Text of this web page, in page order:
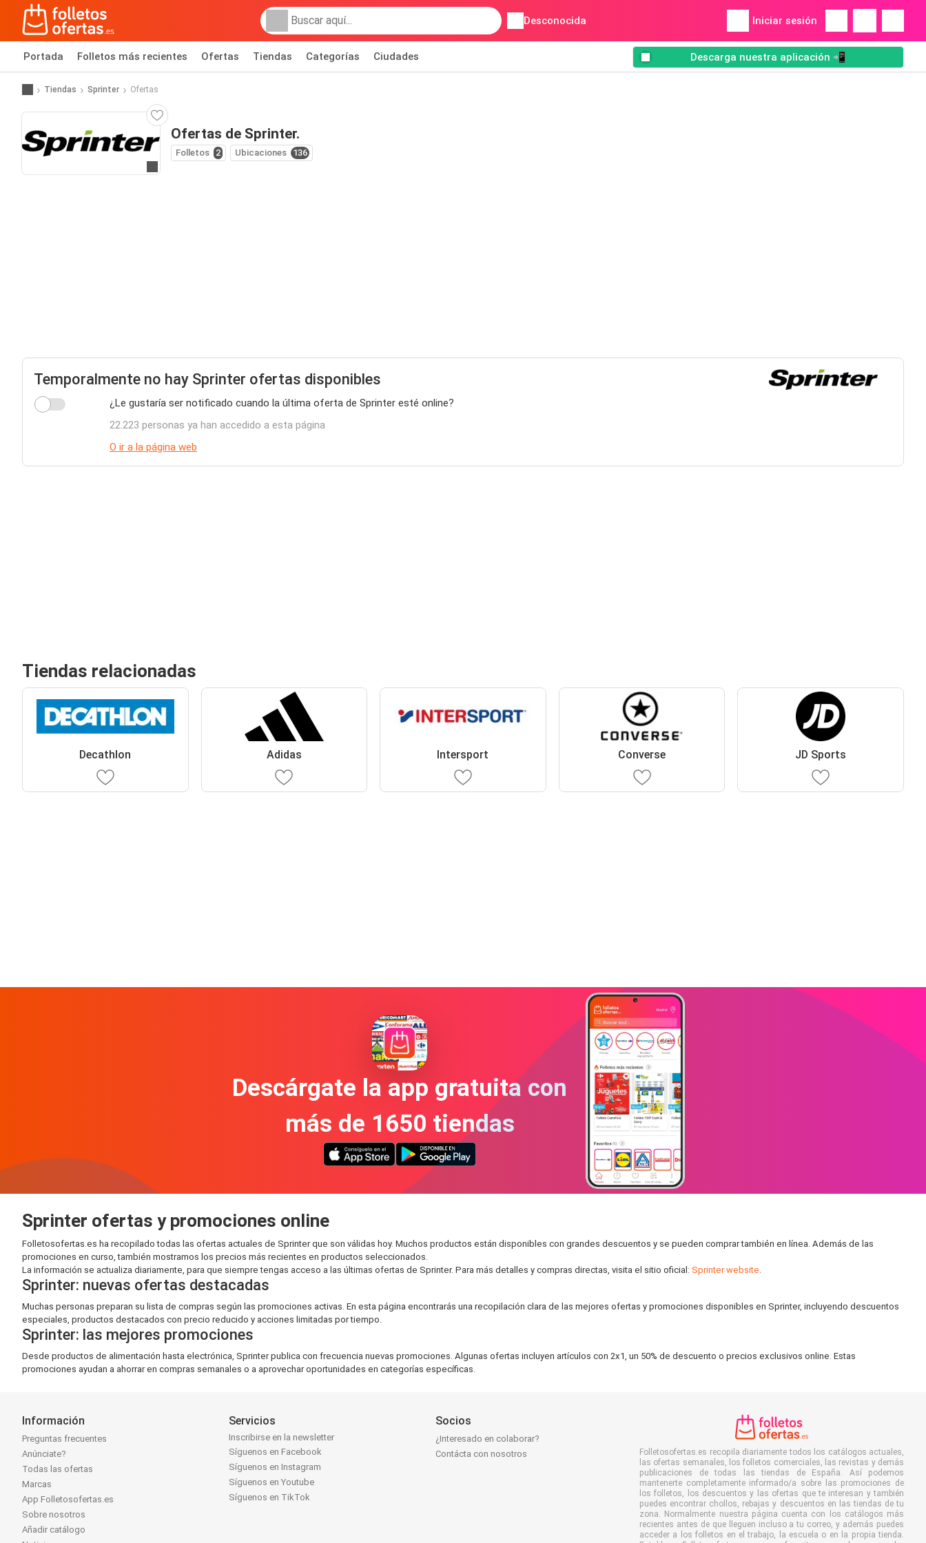
Desconocida Iniciar sesión
Portada Folletos más recientes Ofertas Tiendas Categorías Ciudades Descarga nuestra aplicación 📲
Tiendas Sprinter Ofertas
Ofertas de Sprinter.
Folletos 2 Ubicaciones 136
Temporalmente no hay Sprinter ofertas disponibles
¿Le gustaría ser notificado cuando la última oferta de Sprinter esté online?
22.223 personas ya han accedido a esta página
O ir a la página web
Tiendas relacionadas
Decathlon Adidas Intersport Converse JD Sports
Descárgate la app gratuita con
más de 1650 tiendas
Sprinter ofertas y promociones online
Folletosofertas.es ha recopilado todas las ofertas actuales de Sprinter que son válidas hoy. Muchos productos están disponibles con grandes descuentos y se pueden comprar también en línea. Además de las
promociones en curso, también mostramos los precios más recientes en productos seleccionados.
La información se actualiza diariamente, para que siempre tengas acceso a las últimas ofertas de Sprinter. Para más detalles y compras directas, visita el sitio oficial: Sprinter website.
Sprinter: nuevas ofertas destacadas
Muchas personas preparan su lista de compras según las promociones activas. En esta página encontrarás una recopilación clara de las mejores ofertas y promociones disponibles en Sprinter, incluyendo descuentos
especiales, productos destacados con precio reducido y acciones limitadas por tiempo.
Sprinter: las mejores promociones
Desde productos de alimentación hasta electrónica, Sprinter publica con frecuencia nuevas promociones. Algunas ofertas incluyen artículos con 2x1, un 50% de descuento o precios exclusivos online. Estas
promociones ayudan a ahorrar en compras semanales o a aprovechar oportunidades en categorías específicas.
Información
Preguntas frecuentes
Anúnciate?
Todas las ofertas
Marcas
App Folletosofertas.es
Sobre nosotros
Añadir catálogo
Servicios
Inscribirse en la newsletter
Síguenos en Facebook
Síguenos en Instagram
Síguenos en Youtube
Síguenos en TikTok
Socios
¿Interesado en colaborar?
Contácta con nosotros
Folletosofertas.es recopila diariamente todos los catálogos actuales,
las ofertas semanales, los folletos comerciales, las revistas y demás
publicaciones de todas las tiendas de España. Así podemos
mantenerte completamente informado/a sobre las promociones de
los folletos, los descuentos y las ofertas que te interesan y también
puedes encontrar chollos, rebajas y descuentos en las tiendas de tu
zona. Normalmente nuestra página cuenta con los catálogos más
recientes antes de que lleguen incluso a tu correo, y además puedes
acceder a los folletos en el trabajo, la escuela o en la propia tienda.